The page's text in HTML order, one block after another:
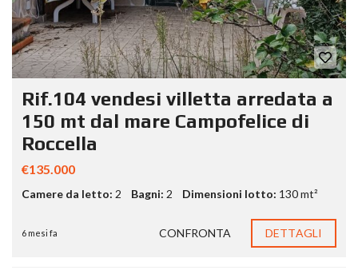
Rif.104 vendesi villetta arredata a
150 mt dal mare Campofelice di
Roccella
€135.000
Camere da letto: 2 Bagni: 2 Dimensioni lotto: 130 mt²
6 mesi fa CONFRONTA DETTAGLI